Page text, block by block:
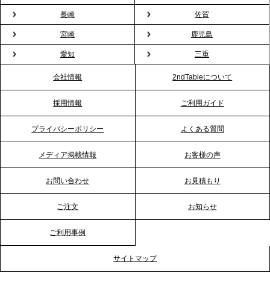
2026.1.26
プレスリリースのご案内｜もう「義理チョコ」で悩
まない。職場のバレンタインをケータリングで“福利
厚生”化。採用にも効く新スタイルを提案
2026.1.23
RKB毎日放送「RKB NEWS」で、2ndTable「恵方
巻きケータリング」が紹介されました
2026.1.20
る？「恵方巻きケータリング」で、社内コミュニケ
ーションを活性化
2025.12.12
長崎 佐賀
宮崎 鹿児島
愛知 三重
会社情報 2ndTableについて
採用情報 ご利用ガイド
プライバシーポリシー よくある質問
メディア掲載情報 お客様の声
お問い合わせ お見積もり
ご注文 お知らせ
ご利用事例
サイトマップ